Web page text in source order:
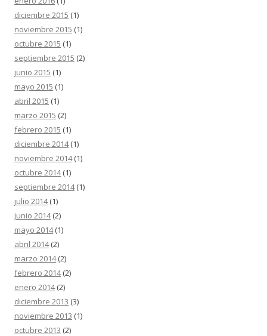
diciembre 2015 (1)
noviembre 2015 (1)
octubre 2015 (1)
septiembre 2015 (2)
junio 2015 (1)
mayo 2015 (1)
abril 2015 (1)
marzo 2015 (2)
febrero 2015 (1)
diciembre 2014(1)
noviembre 2014(1)
octubre 2014(1)
septiembre 2014(1)
julio 2014(1)
junio 2014(2)
mayo 2014(1)
abril 2014(2)
marzo 2014(2)
febrero 2014(2)
enero 2014(2)
diciembre 2013 (3)
noviembre 2013 (1)
octubre 2013 (2)